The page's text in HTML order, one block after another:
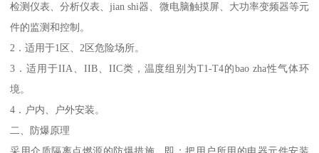
检测仪表、分析仪表、jian shi器、微电脑触摸屏、大功率变频器等元
件的监测和控制。
2．适用于1区、2区危险场所。
3．适用于IIA、IIB、IIC类，温度组别为T1-T4的bao zha性气体环
境。
4．户内、户外安装。
二、防爆原理